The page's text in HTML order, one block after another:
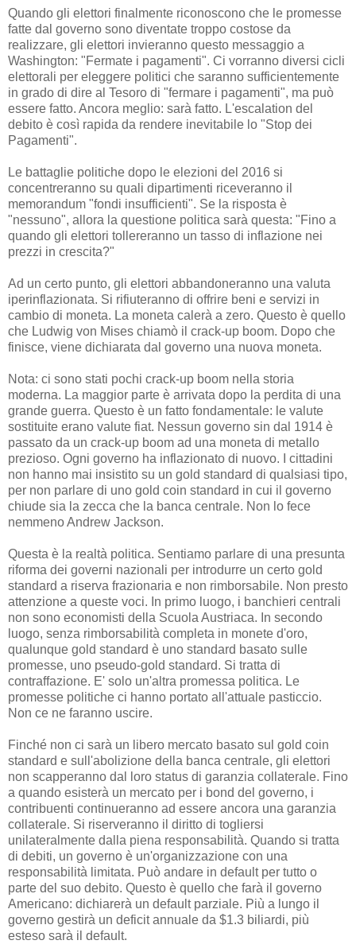
Quando gli elettori finalmente riconoscono che le promesse
fatte dal governo sono diventate troppo costose da
realizzare, gli elettori invieranno questo messaggio a
Washington: "Fermate i pagamenti". Ci vorranno diversi cicli
elettorali per eleggere politici che saranno sufficientemente
in grado di dire al Tesoro di "fermare i pagamenti", ma può
essere fatto. Ancora meglio: sarà fatto. L'escalation del
debito è così rapida da rendere inevitabile lo "Stop dei
Pagamenti".
Le battaglie politiche dopo le elezioni del 2016 si
concentreranno su quali dipartimenti riceveranno il
memorandum "fondi insufficienti". Se la risposta è
"nessuno", allora la questione politica sarà questa: "Fino a
quando gli elettori tollereranno un tasso di inflazione nei
prezzi in crescita?"
Ad un certo punto, gli elettori abbandoneranno una valuta
iperinflazionata. Si rifiuteranno di offrire beni e servizi in
cambio di moneta. La moneta calerà a zero. Questo è quello
che Ludwig von Mises chiamò il crack-up boom. Dopo che
finisce, viene dichiarata dal governo una nuova moneta.
Nota: ci sono stati pochi crack-up boom nella storia
moderna. La maggior parte è arrivata dopo la perdita di una
grande guerra. Questo è un fatto fondamentale: le valute
sostituite erano valute fiat. Nessun governo sin dal 1914 è
passato da un crack-up boom ad una moneta di metallo
prezioso. Ogni governo ha inflazionato di nuovo. I cittadini
non hanno mai insistito su un gold standard di qualsiasi tipo,
per non parlare di uno gold coin standard in cui il governo
chiude sia la zecca che la banca centrale. Non lo fece
nemmeno Andrew Jackson.
Questa è la realtà politica. Sentiamo parlare di una presunta
riforma dei governi nazionali per introdurre un certo gold
standard a riserva frazionaria e non rimborsabile. Non presto
attenzione a queste voci. In primo luogo, i banchieri centrali
non sono economisti della Scuola Austriaca. In secondo
luogo, senza rimborsabilità completa in monete d'oro,
qualunque gold standard è uno standard basato sulle
promesse, uno pseudo-gold standard. Si tratta di
contraffazione. E' solo un'altra promessa politica. Le
promesse politiche ci hanno portato all'attuale pasticcio.
Non ce ne faranno uscire.
Finché non ci sarà un libero mercato basato sul gold coin
standard e sull'abolizione della banca centrale, gli elettori
non scapperanno dal loro status di garanzia collaterale. Fino
a quando esisterà un mercato per i bond del governo, i
contribuenti continueranno ad essere ancora una garanzia
collaterale. Si riserveranno il diritto di togliersi
unilateralmente dalla piena responsabilità. Quando si tratta
di debiti, un governo è un'organizzazione con una
responsabilità limitata. Può andare in default per tutto o
parte del suo debito. Questo è quello che farà il governo
Americano: dichiarerà un default parziale. Più a lungo il
governo gestirà un deficit annuale da $1.3 biliardi, più
esteso sarà il default.